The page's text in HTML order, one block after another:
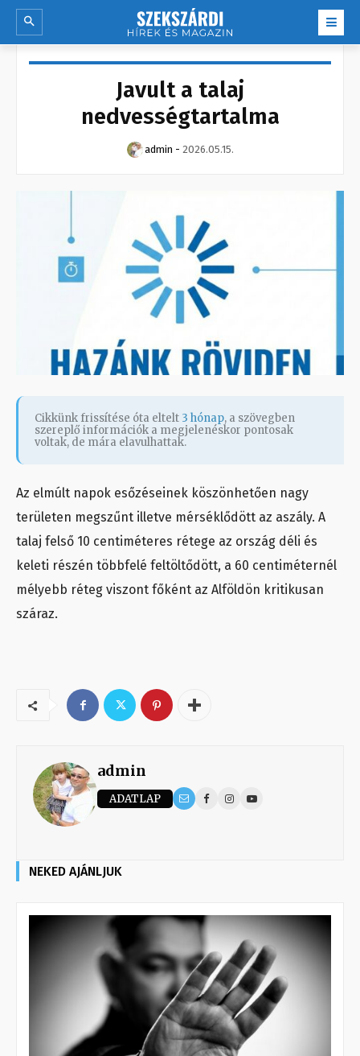
Javult a talaj
nedvességtartalma
admin - 2026.05.15.
Cikkünk frissítése óta eltelt 3 hónap, a szövegben
szereplő információk a megjelenéskor pontosak
voltak, de mára elavulhattak.
Az elmúlt napok esőzéseinek köszönhetően nagy
területen megszűnt illetve mérséklődött az aszály. A
talaj felső 10 centiméteres rétege az ország déli és
keleti részén többfelé feltöltődött, a 60 centiméternél
mélyebb réteg viszont főként az Alföldön kritikusan
száraz.
admin
ADATLAP
NEKED AJÁNLJUK